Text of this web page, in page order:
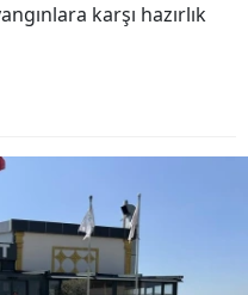
karşı hazırlık